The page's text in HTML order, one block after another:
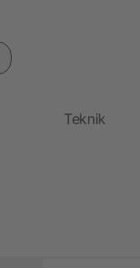
Teknik